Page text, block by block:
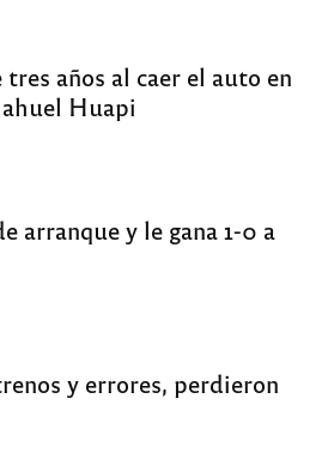
años al caer el auto en
Huapi
arranque y le gana 1-0 a
y errores, perdieron